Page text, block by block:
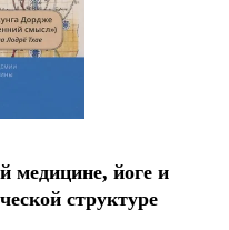
медицине, йоге и
структуре